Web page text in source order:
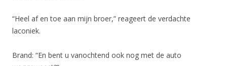
“Heel af en toe aan mijn broer,” reageert de verdachte
laconiek.
Brand: “En bent u vanochtend ook nog met de auto